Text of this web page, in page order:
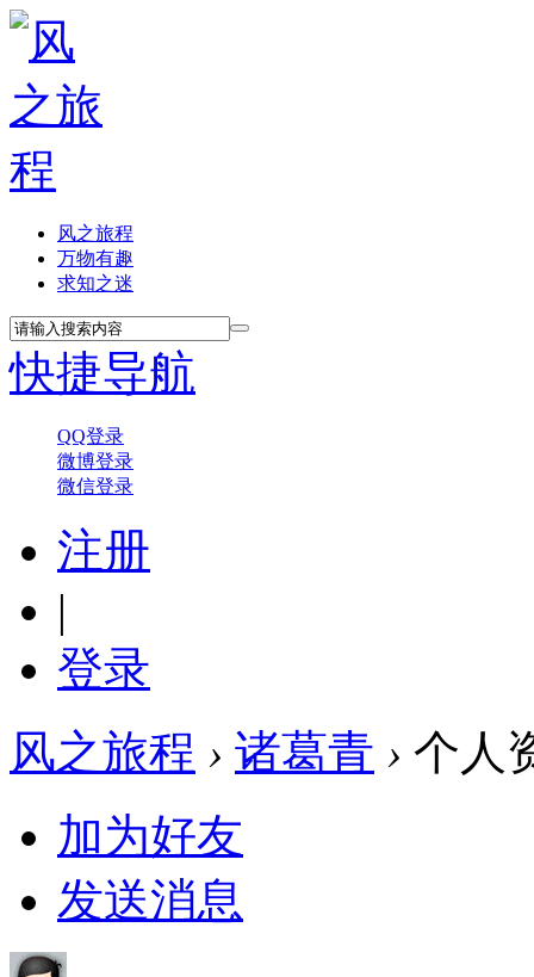
风之旅程
万物有趣
求知之迷
快捷导航
QQ登录
微博登录
微信登录
注册
|
登录
风之旅程 › 诸葛青 › 个人
加为好友
发送消息